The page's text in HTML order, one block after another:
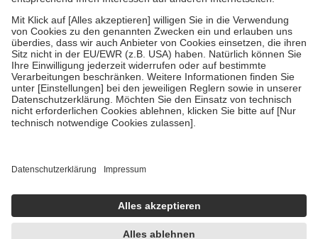
stärken und die besondere Stellung der Familie zu unterstützen,
fallenkeine Zuzahlungenan bei:
• Kindern und Jugendlichen bis zum vollendeten 18. Lebensjahr
mit Ausnahme der Fahrkosten
• Untersuchungen zur Vorsorge und Früherkennung, die von der
GKV getragen werden
• empfohlenen Schutzimpfungen
• Harn- und Blutteststreifen
getroffen, um sicherzustellen, dass es sich um echte Bewertungen
https://help.etrusted.com/hc/de/articles/4419944605341
Einige Bilder und Inhalte wurden unter Zuhilfenahme künstlicher